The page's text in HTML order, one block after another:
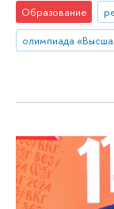
Образование
олимпиада